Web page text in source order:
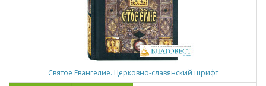
Святое Евангелие. Церковно-славянский шрифт